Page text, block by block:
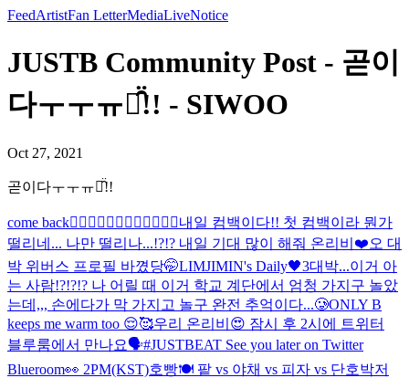
FeedArtistFan LetterMediaLiveNotice
JUSTB Community Post - 곧이
다ㅜㅜㅠㅠ̑̈!! - SIWOO
Oct 27, 2021
곧이다ㅜㅜㅠㅠ̑̈!!
come back❤️‍🔥❤️‍🔥❤️‍🔥❤️‍🔥❤️‍🔥❤️‍🔥내일 컴백이다!! 첫 컴백이라 뭔가
떨리네... 나만 떨리나...!?!? 내일 기대 많이 해줘 온리비❤️오 대
박 위버스 프로필 바꼈당🤭LIMJIMIN's Daily🖤3대박...이거 아
는 사람!?!?!? 나 어릴 때 이거 학교 계단에서 엄청 가지구 놀았
는데,,, 손에다가 막 가지고 놀구 완전 추억이다...🥲ONLY B
keeps me warm too 😌🥰우리 온리비😍 잠시 후 2시에 트위터
블루룸에서 만나요🗣#JUSTBEAT See you later on Twitter
Blueroom👀 2PM(KST)호빵🍽 팥 vs 야채 vs 피자 vs 단호박저